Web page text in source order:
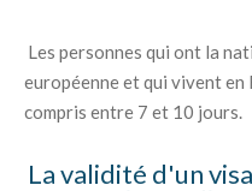
Les personnes qui ont la
européenne et qui vivent
compris entre 7 et 10 jours.
La validité d'un